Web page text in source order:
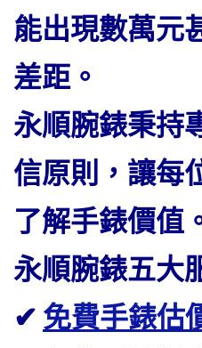
能出現數萬元
差距。
永順腕錶秉持
信原則，讓每
了解手錶價值
永順腕錶五大
✔ 免費手錶估